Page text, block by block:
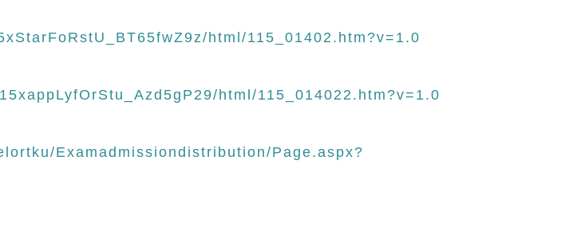
html/115_01402.htm?v=1.0
html/115_014022.htm?v=1.0
Examadmissiondistribution/Page.aspx?